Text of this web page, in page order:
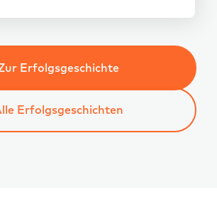
Erfolgsgeschichte
Erfolgsgeschichten